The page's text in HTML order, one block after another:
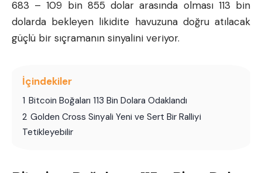
683 – 109 bin 855 dolar arasında olması 113 bin
dolarda bekleyen likidite havuzuna doğru atılacak
güçlü bir sıçramanın sinyalini veriyor.
İçindekiler
1 Bitcoin Boğaları 113 Bin Dolara Odaklandı
2 Golden Cross Sinyali Yeni ve Sert Bir Ralliyi
Tetikleyebilir